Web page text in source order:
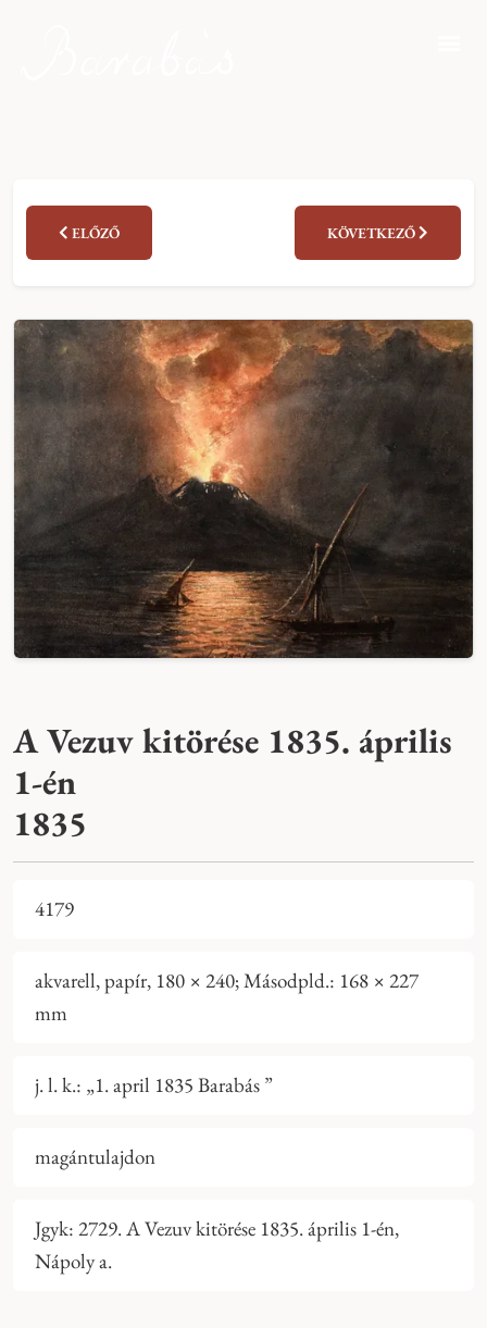
ELŐZŐ KÖVETKEZŐ
A Vezuv kitörése 1835. április
1-én
1835
4179
akvarell, papír, 180 × 240; Másodpld.: 168 × 227
mm
j. l. k.: „1. april 1835 Barabás ”
magántulajdon
Jgyk: 2729. A Vezuv kitörése 1835. április 1-én,
Nápoly a.